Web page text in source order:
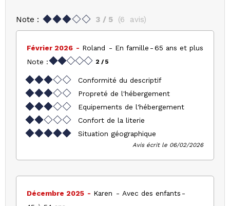
Note : 3 / 5 (6 avis)
Février 2026 Roland En famille
65 ans et plus
Note :
2 / 5
Conformité du descriptif
Propreté de l'hébergement
Equipements de l'hébergement
Confort de la literie
Situation géographique
Avis écrit le 06/02/2026
Décembre 2025 Karen
Avec des enfants